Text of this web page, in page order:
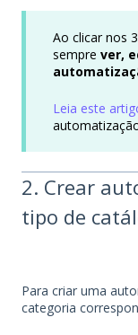
Ao clicar nos
sempre ver,
Leia este
2. Crear
tipo de
Para criar uma
categoria